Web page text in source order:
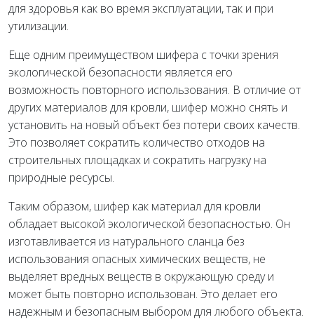
для здоровья как во время эксплуатации, так и при
утилизации.
Еще одним преимуществом шифера с точки зрения
экологической безопасности является его
возможность повторного использования. В отличие от
других материалов для кровли, шифер можно снять и
установить на новый объект без потери своих качеств.
Это позволяет сократить количество отходов на
строительных площадках и сократить нагрузку на
природные ресурсы.
Таким образом, шифер как материал для кровли
обладает высокой экологической безопасностью. Он
изготавливается из натурального сланца без
использования опасных химических веществ, не
выделяет вредных веществ в окружающую среду и
может быть повторно использован. Это делает его
надежным и безопасным выбором для любого объекта.